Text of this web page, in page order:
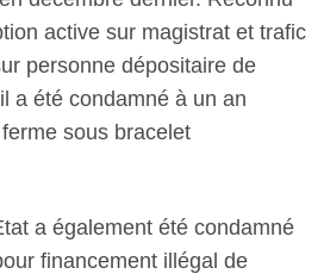
active sur magistrat et trafic
personne dépositaire de
a été condamné à un an
sous bracelet
a également été condamné
financement illégal de